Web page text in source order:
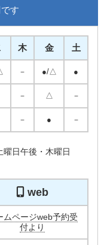
す
木 金 土
－ ●/△ ●
－ △ －
－ ● －
日午後・木曜日
web
ムページweb予約受
付より